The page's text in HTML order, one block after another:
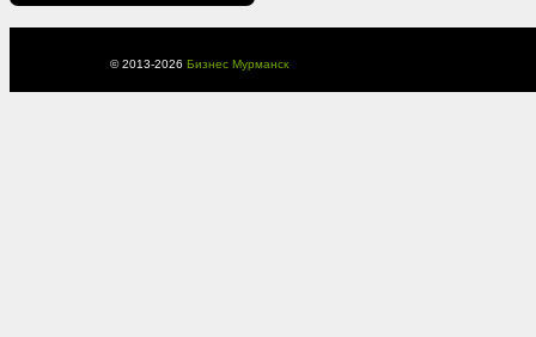
© 2013-2026 Бизнес Мурманск